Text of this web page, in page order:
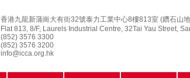
香港九龍新蒲崗大有街32號泰力工業中心8樓813室 (鑽石山
Flat 813, 8/F, Laurels Industrial Centre, 32Tai Yau Street,
(852) 3576 3300
(852) 3576 3200
info@icca.org.hk